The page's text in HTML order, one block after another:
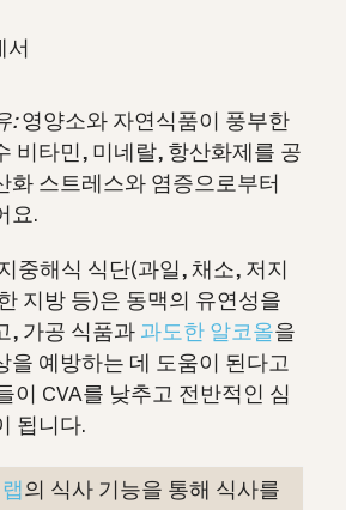
서
:영양소와 자연식품이 풍부한
비타민, 미네랄, 항산화제를 공
화 스트레스와 염증으로부터
요.
중해식 식단(과일, 채소, 저지
지방 등)은 동맥의 유연성을
, 가공 식품과 과도한 알코올을
을 예방하는 데 도움이 된다고
이 CVA를 낮추고 전반적인 심
됩니다.
의 식사 기능을 통해 식사를